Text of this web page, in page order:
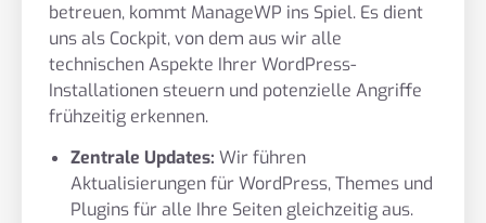
betreuen, kommt ManageWP ins Spiel. Es dient
uns als Cockpit, von dem aus wir alle
technischen Aspekte Ihrer WordPress-
Installationen steuern und potenzielle Angriffe
frühzeitig erkennen.
Zentrale Updates: Wir führen
Aktualisierungen für WordPress, Themes und
Plugins für alle Ihre Seiten gleichzeitig aus.